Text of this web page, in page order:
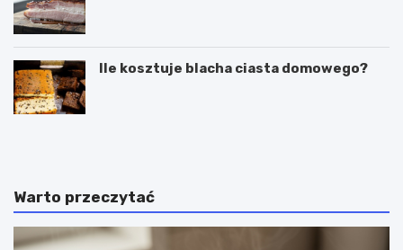
Ile kosztuje blacha ciasta domowego?
C
l
a
r
P
r
k
i
Warto przeczytać